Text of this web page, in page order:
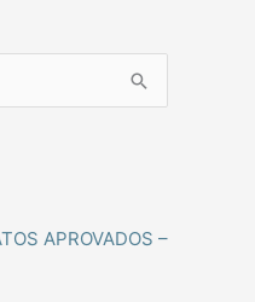
APROVADOS –